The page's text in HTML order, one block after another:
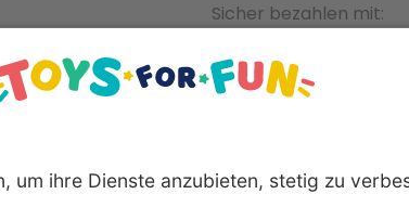
Sicher bezahlen mit: